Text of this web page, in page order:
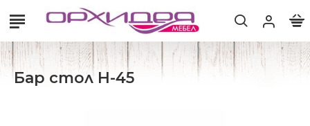
Бар стол H-45